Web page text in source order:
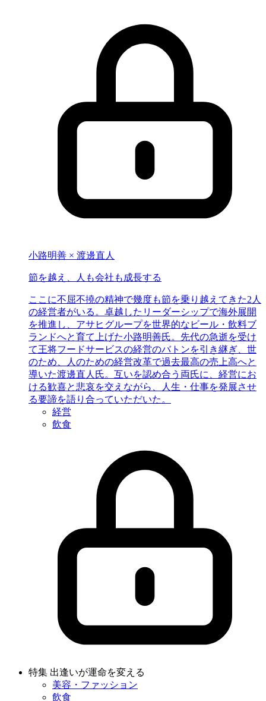
小路明善 × 渡邊直人
節を越え、 人も会社も成長する
ここに不屈不撓の精神で幾度も節を乗り越えてきた2人
の経営者がいる。卓越したリーダーシップで海外展開
を推進し、アサヒグループを世界的なビール・飲料ブ
ランドへと育て上げた小路明善氏。先代の急逝を受け
て王将フードサービスの経営のバトンを引き継ぎ、世
のため、人のための経営改革で過去最高の売上高へと
導いた渡邊直人氏。互いを認め合う両氏に、経営にお
ける歓喜と悲哀を交えながら、人生・仕事を発展させ
る要諦を語り合っていただいた。
経営
飲食
特集 出逢いが運命を変える
美容・ファッション
飲食